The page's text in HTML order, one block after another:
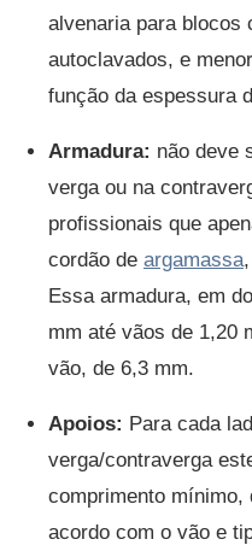
alvenaria para blocos
autoclavados, e
função da espessura
Armadura: não deve
verga ou na
profissionais que
cordão de argamassa
Essa armadura, em
mm até vãos de 1,20
vão, de 6,3 mm.
Apoios: Para cada
verga/contraverga
comprimento mínimo,
acordo com o vão e